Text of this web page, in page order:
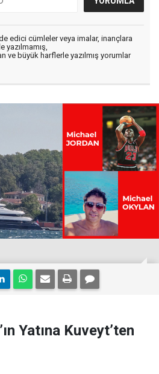
edici cümleler veya imalar, inançlara
yazılmamış,
ve büyük harflerle yazılmış yorumlar
Yatına Kuveyt’ten